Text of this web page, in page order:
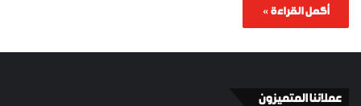
أكمل القراءة »
عملائنا المتميزون